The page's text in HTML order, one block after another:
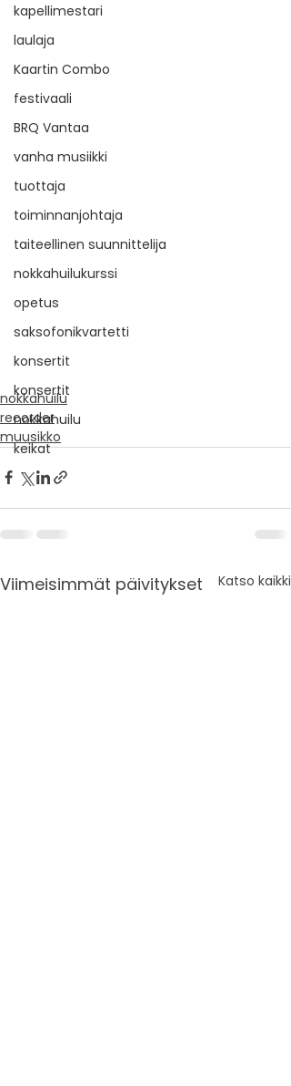
kapellimestari
laulaja
Kaartin Combo
festivaali
BRQ Vantaa
vanha musiikki
tuottaja
toiminnanjohtaja
taiteellinen suunnittelija
nokkahuilukurssi
opetus
saksofonikvartetti
konsertit
konsertit
nokkahuilu
keikat
nokkahuilu
recorder
muusikko
Viimeisimmät päivitykset Katso kaikki